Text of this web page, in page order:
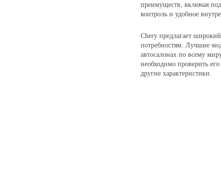
преимуществ, включая
контроль и удобное
Chery предлагает
потребностям. Лучшие
автосалонах по всему
необходимо проверить
другие характеристики.